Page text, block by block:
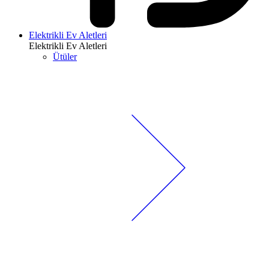
Elektrikli Ev Aletleri
Elektrikli Ev Aletleri
Ütüler